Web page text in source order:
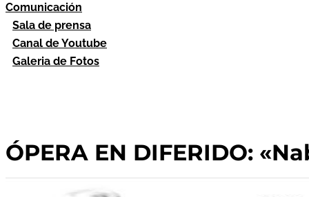
Comunicación
Sala de prensa
Canal de Youtube
Galeria de Fotos
ÓPERA EN DIFERIDO: